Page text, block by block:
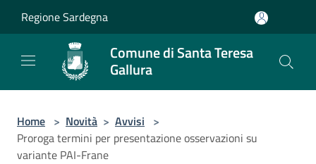
Regione Sardegna
Comune di Santa Teresa
Gallura
Home > Novità > Avvisi >
Proroga termini per presentazione osservazioni su
variante PAI-Frane